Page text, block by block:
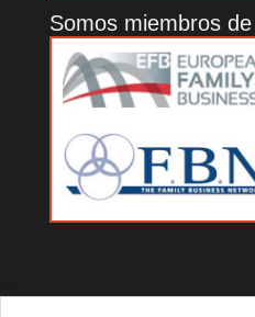
Somos miembros de